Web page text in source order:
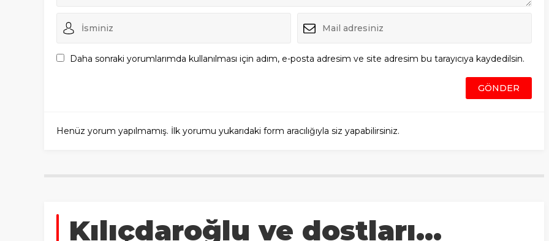
Daha sonraki yorumlarımda kullanılması için adım, e-posta adresim ve site adresim bu tarayıcıya kaydedilsin.
Henüz yorum yapılmamış. İlk yorumu yukarıdaki form aracılığıyla siz yapabilirsiniz.
Kılıçdaroğlu ve dostları…